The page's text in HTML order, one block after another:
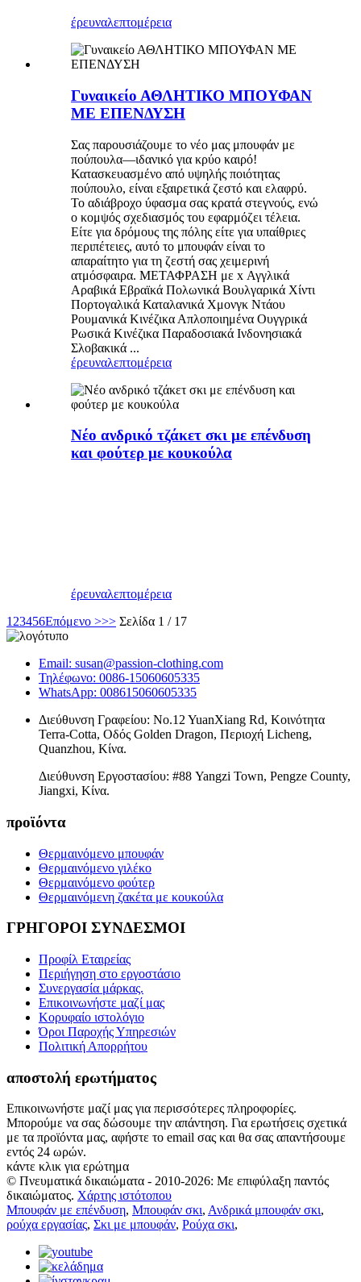
έρευναλεπτομέρεια
Γυναικείο ΑΘΛΗΤΙΚΟ ΜΠΟΥΦΑΝ
ΜΕ ΕΠΕΝΔΥΣΗ
Σας παρουσιάζουμε το νέο μας μπουφάν με
πούπουλα—ιδανικό για κρύο καιρό!
Κατασκευασμένο από υψηλής ποιότητας
πούπουλο, είναι εξαιρετικά ζεστό και ελαφρύ.
Το αδιάβροχο ύφασμα σας κρατά στεγνούς, ενώ
ο κομψός σχεδιασμός του εφαρμόζει τέλεια.
Είτε για δρόμους της πόλης είτε για υπαίθριες
περιπέτειες, αυτό το μπουφάν είναι το
απαραίτητο για τη ζεστή σας χειμερινή
ατμόσφαιρα. ΜΕΤΑΦΡΑΣΗ με x Αγγλικά
Αραβικά Εβραϊκά Πολωνικά Βουλγαρικά Χίντι
Πορτογαλικά Καταλανικά Χμονγκ Ντάου
Ρουμανικά Κινέζικα Απλοποιημένα Ουγγρικά
Ρωσικά Κινέζικα Παραδοσιακά Ινδονησιακά
Σλοβακικά ...
έρευναλεπτομέρεια
Νέο ανδρικό τζάκετ σκι με επένδυση
και φούτερ με κουκούλα
έρευναλεπτομέρεια
1 23456Επόμενο >>> Σελίδα 1 / 17
Email: susan@passion-clothing.com
Τηλέφωνο: 0086-15060605335
WhatsApp: 008615060605335
Διεύθυνση Γραφείου: No.12 YuanXiang Rd, Κοινότητα
Terra-Cotta, Οδός Golden Dragon, Περιοχή Licheng,
Quanzhou, Κίνα.
Διεύθυνση Εργοστασίου: #88 Yangzi Town, Pengze County,
Jiangxi, Κίνα.
προϊόντα
Θερμαινόμενο μπουφάν
Θερμαινόμενο γιλέκο
Θερμαινόμενο φούτερ
Θερμαινόμενη ζακέτα με κουκούλα
ΓΡΗΓΟΡΟΙ ΣΥΝΔΕΣΜΟΙ
Προφίλ Εταιρείας
Περιήγηση στο εργοστάσιο
Συνεργασία μάρκας.
Επικοινωνήστε μαζί μας
Κορυφαίο ιστολόγιο
Όροι Παροχής Υπηρεσιών
Πολιτική Απορρήτου
αποστολή ερωτήματος
Επικοινωνήστε μαζί μας για περισσότερες πληροφορίες.
Μπορούμε να σας δώσουμε την απάντηση. Για ερωτήσεις σχετικά
με τα προϊόντα μας, αφήστε το email σας και θα σας απαντήσουμε
εντός 24 ωρών.
κάντε κλικ για ερώτημα
© Πνευματικά δικαιώματα - 2010-2026: Με επιφύλαξη παντός
δικαιώματος. Χάρτης ιστότοπου
Μπουφάν με επένδυση, Μπουφάν σκι, Ανδρικά μπουφάν σκι,
ρούχα εργασίας, Σκι με μπουφάν, Ρούχα σκι,